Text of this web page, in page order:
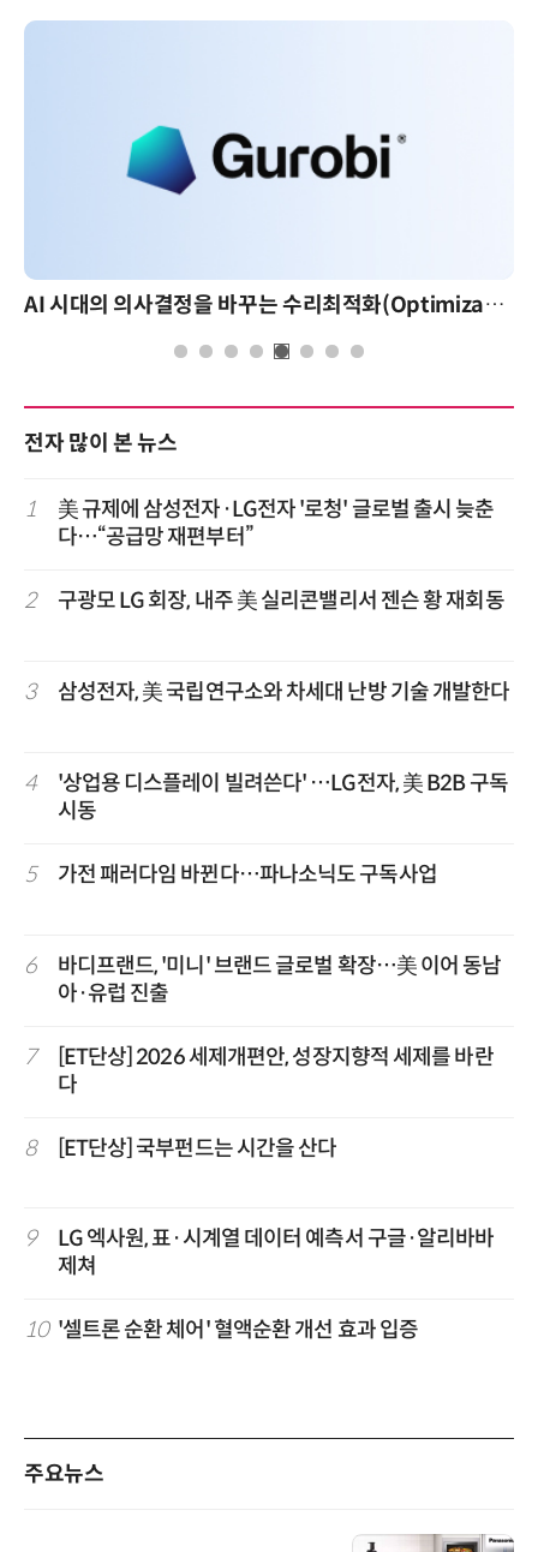
AI 시대의 의사결정을 바꾸는 수리최적화(Optimization): 실제 산업 적용 사례와 활용 전략
전자 많이 본 뉴스
1
美 규제에 삼성전자·LG전자 '로청' 글로벌 출시 늦춘
다…“공급망 재편부터”
2 구광모 LG 회장, 내주 美 실리콘밸리서 젠슨 황 재회동
3 삼성전자, 美 국립연구소와 차세대 난방 기술 개발한다
4
'상업용 디스플레이 빌려쓴다' …LG전자, 美 B2B 구독
시동
5 가전 패러다임 바뀐다…파나소닉도 구독사업
6
바디프랜드, '미니' 브랜드 글로벌 확장…美 이어 동남
아·유럽 진출
7
[ET단상] 2026 세제개편안, 성장지향적 세제를 바란
다
8 [ET단상] 국부펀드는 시간을 산다
9
LG 엑사원, 표·시계열 데이터 예측서 구글·알리바바
제쳐
10 '셀트론 순환 체어' 혈액순환 개선 효과 입증
주요뉴스